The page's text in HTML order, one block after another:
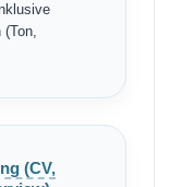
(CV,